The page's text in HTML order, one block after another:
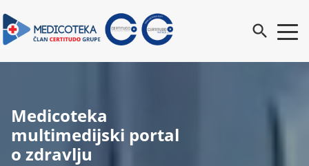
search
Medicoteka
multimedijski portal
o zdravlju